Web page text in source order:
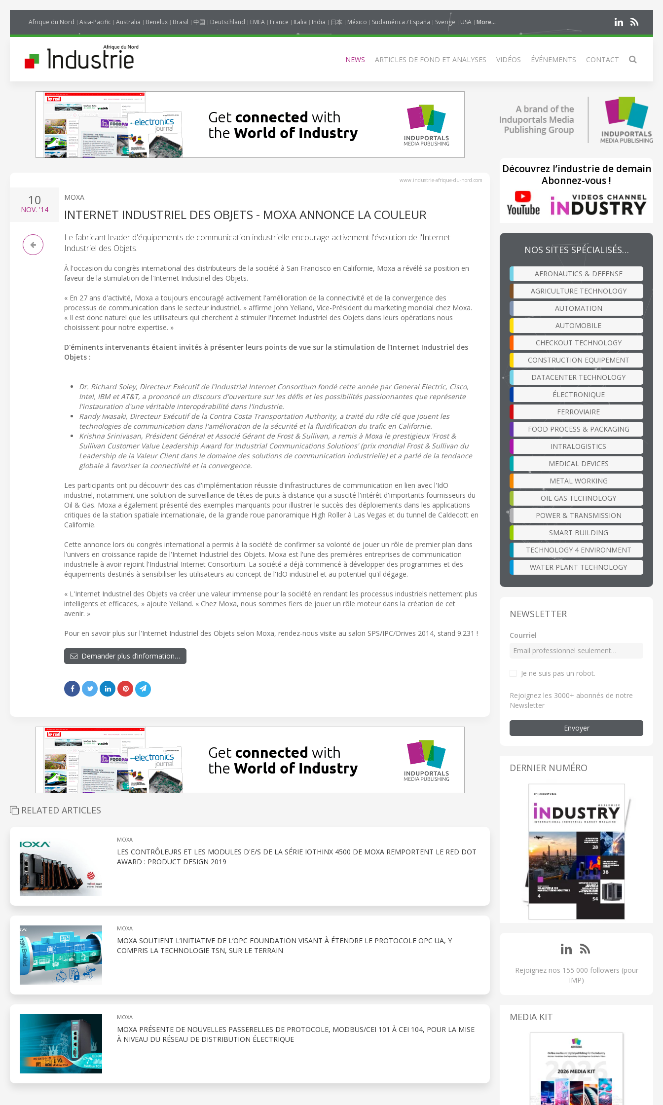
Afrique du Nord Asia-Pacific Australia Benelux Brasil 中国 Deutschland EMEA France Italia India 日本 México Sudamérica / España Sverige USA More...
NEWS ARTICLES DE FOND ET ANALYSES VIDÉOS ÉVÉNEMENTS CONTACT
www.industrie-afrique-du-nord.com
10
NOV. '14
MOXA
INTERNET INDUSTRIEL DES OBJETS - MOXA ANNONCE LA COULEUR
Le fabricant leader d'équipements de communication industrielle encourage activement l'évolution de l'Internet
Industriel des Objets.
À l'occasion du congrès international des distributeurs de la société à San Francisco en Californie, Moxa a révélé sa position en
faveur de la stimulation de l'Internet Industriel des Objets.
« En 27 ans d'activité, Moxa a toujours encouragé activement l'amélioration de la connectivité et de la convergence des
processus de communication dans le secteur industriel, » affirme John Yelland, Vice-Président du marketing mondial chez Moxa.
« Il est donc naturel que les utilisateurs qui cherchent à stimuler l'Internet Industriel des Objets dans leurs opérations nous
choisissent pour notre expertise. »
D'éminents intervenants étaient invités à présenter leurs points de vue sur la stimulation de l'Internet Industriel des
Objets :
Dr. Richard Soley, Directeur Exécutif de l'Industrial Internet Consortium fondé cette année par General Electric, Cisco,
Intel, IBM et AT&T, a prononcé un discours d'ouverture sur les défis et les possibilités passionnantes que représente
l'instauration d'une véritable interopérabilité dans l'industrie.
Randy Iwasaki, Directeur Exécutif de la Contra Costa Transportation Authority, a traité du rôle clé que jouent les
technologies de communication dans l'amélioration de la sécurité et la fluidification du trafic en Californie.
Krishna Srinivasan, Président Général et Associé Gérant de Frost & Sullivan, a remis à Moxa le prestigieux 'Frost &
Sullivan Customer Value Leadership Award for Industrial Communications Solutions' (prix mondial Frost & Sullivan du
Leadership de la Valeur Client dans le domaine des solutions de communication industrielle) et a parlé de la tendance
globale à favoriser la connectivité et la convergence.
Les participants ont pu découvrir des cas d'implémentation réussie d'infrastructures de communication en lien avec l'IdO
industriel, notamment une solution de surveillance de têtes de puits à distance qui a suscité l'intérêt d'importants fournisseurs du
Oil & Gas. Moxa a également présenté des exemples marquants pour illustrer le succès des déploiements dans les applications
critiques de la station spatiale internationale, de la grande roue panoramique High Roller à Las Vegas et du tunnel de Caldecott en
Californie.
Cette annonce lors du congrès international a permis à la société de confirmer sa volonté de jouer un rôle de premier plan dans
l'univers en croissance rapide de l'Internet Industriel des Objets. Moxa est l'une des premières entreprises de communication
industrielle à avoir rejoint l'Industrial Internet Consortium. La société a déjà commencé à développer des programmes et des
équipements destinés à sensibiliser les utilisateurs au concept de l'IdO industriel et au potentiel qu'il dégage.
« L'Internet Industriel des Objets va créer une valeur immense pour la société en rendant les processus industriels nettement plus
intelligents et efficaces, » ajoute Yelland. « Chez Moxa, nous sommes fiers de jouer un rôle moteur dans la création de cet
avenir. »
Pour en savoir plus sur l'Internet Industriel des Objets selon Moxa, rendez-nous visite au salon SPS/IPC/Drives 2014, stand 9.231 !
Demander plus d’information…
RELATED ARTICLES
MOXA
LES CONTRÔLEURS ET LES MODULES D'E/S DE LA SÉRIE IOTHINX 4500 DE MOXA REMPORTENT LE RED DOT
AWARD : PRODUCT DESIGN 2019
MOXA
MOXA SOUTIENT L’INITIATIVE DE L’OPC FOUNDATION VISANT À ÉTENDRE LE PROTOCOLE OPC UA, Y
COMPRIS LA TECHNOLOGIE TSN, SUR LE TERRAIN
MOXA
MOXA PRÉSENTE DE NOUVELLES PASSERELLES DE PROTOCOLE, MODBUS/CEI 101 À CEI 104, POUR LA MISE
À NIVEAU DU RÉSEAU DE DISTRIBUTION ÉLECTRIQUE
Découvrez l’industrie de demain
Abonnez-vous !
NOS SITES SPÉCIALISÉS…
AERONAUTICS & DEFENSE
AGRICULTURE TECHNOLOGY
AUTOMATION
AUTOMOBILE
CHECKOUT TECHNOLOGY
CONSTRUCTION EQUIPEMENT
DATACENTER TECHNOLOGY
ÉLECTRONIQUE
FERROVIAIRE
FOOD PROCESS & PACKAGING
INTRALOGISTICS
MEDICAL DEVICES
METAL WORKING
OIL GAS TECHNOLOGY
POWER & TRANSMISSION
SMART BUILDING
TECHNOLOGY 4 ENVIRONMENT
WATER PLANT TECHNOLOGY
NEWSLETTER
Courriel
Je ne suis pas un robot.
Rejoignez les 3000+ abonnés de notre
Newsletter
Envoyer
DERNIER NUMÉRO
Rejoignez nos 155 000 followers (pour
IMP)
MEDIA KIT